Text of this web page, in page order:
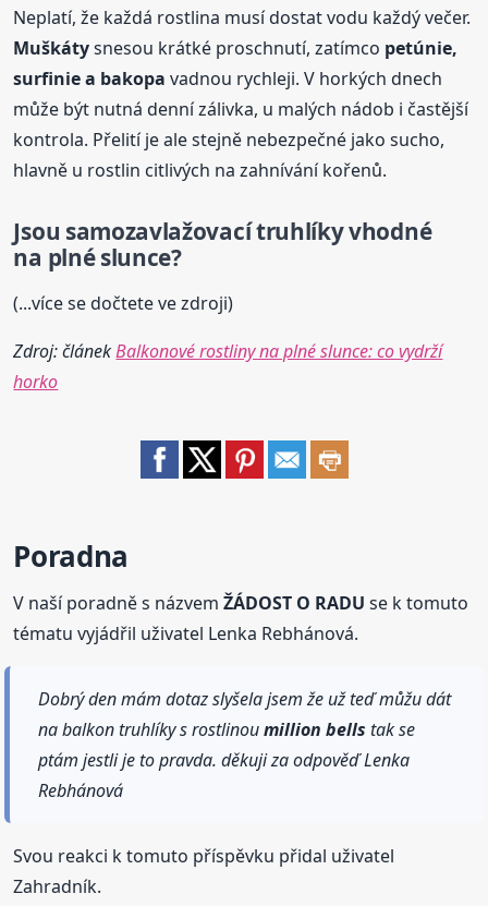
Neplatí, že každá rostlina musí dostat vodu každý večer.
Muškátysnesou krátké proschnutí, zatímco petúnie,
surfinie a bakopa vadnou rychleji. V horkých dnech
může být nutná denní zálivka, u malých nádob i častější
kontrola. Přelití je ale stejně nebezpečné jako sucho,
hlavně u rostlin citlivých na zahnívání kořenů.
Jsou samozavlažovací truhlíky vhodné
na plné slunce?
(...více se dočtete ve zdroji)
Zdroj: článekBalkonové rostliny na plné slunce: co vydrží
horko
Poradna
V naší poradně s názvemŽÁDOST O RADUse k tomuto
tématu vyjádřil uživatel Lenka Rebhánová.
Dobrý den mám dotaz slyšela jsem že už teď můžu dát
na balkon truhlíky s rostlinoumillion bells tak se
ptám jestli je to pravda. děkuji za odpověď Lenka
Rebhánová
Svou reakci k tomuto příspěvku přidal uživatel
Zahradník.